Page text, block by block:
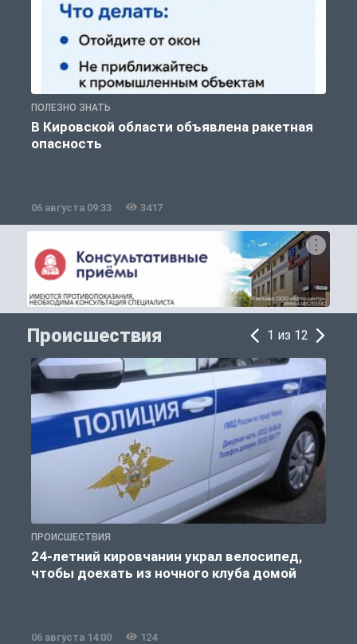
ПОЛЕЗНО ЗНАТЬ
В Кировской области объявлена ракетная
опасность
06 августа 09:33 3417
Происшествия 1 из 12
ПРОИСШЕСТВИЯ
24-летний кировчанин украл велосипед,
чтобы доехать из ночного клуба домой
06 августа 14:00 124